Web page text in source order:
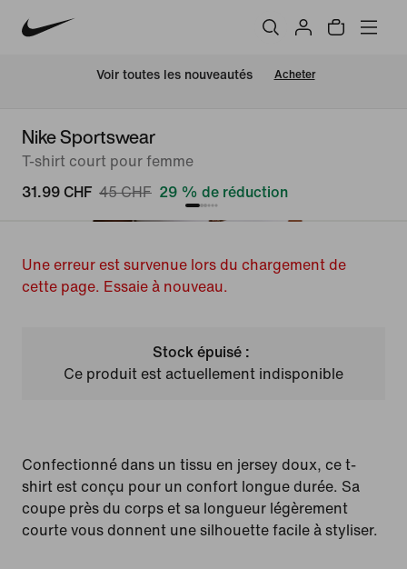
Voir toutes les nouveautés Acheter
Nike Sportswear
T-shirt court pour femme
31.99 CHF 45 CHF 29 % de réduction
Une erreur est survenue lors du chargement de
cette page. Essaie à nouveau.
Stock épuisé :
Ce produit est actuellement indisponible
Confectionné dans un tissu en jersey doux, ce t-
shirt est conçu pour un confort longue durée. Sa
coupe près du corps et sa longueur légèrement
courte vous donnent une silhouette facile à styliser.